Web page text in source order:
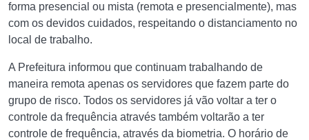
forma presencial ou mista (remota e presencialmente), mas
com os devidos cuidados, respeitando o distanciamento no
local de trabalho.
A Prefeitura informou que continuam trabalhando de
maneira remota apenas os servidores que fazem parte do
grupo de risco. Todos os servidores já vão voltar a ter o
controle da frequência através também voltarão a ter
controle de frequência, através da biometria. O horário de